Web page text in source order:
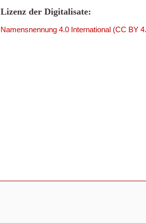
Lizenz der Digitalisate:
Namensnennung 4.0 International (CC BY